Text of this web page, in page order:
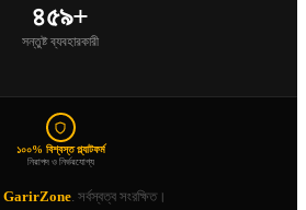
৪৫৯+
সন্তুষ্ট ব্যবহারকারী
১০০% বিশ্বস্ত প্ল্যাটফর্ম
নিরাপদ ও নির্ভরযোগ্য
GarirZone. সর্বস্বত্ব সংরক্ষিত।